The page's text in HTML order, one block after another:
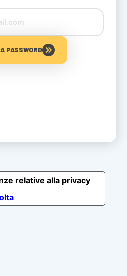
PASSWORD
relative alla privacy